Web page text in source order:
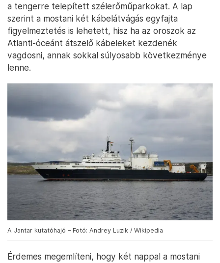
a tengerre telepített szélerőműparkokat. A lap
szerint a mostani két kábelátvágás egyfajta
figyelmeztetés is lehetett, hisz ha az oroszok az
Atlanti-óceánt átszelő kábeleket kezdenék
vagdosni, annak sokkal súlyosabb következménye
lenne.
A Jantar kutatóhajó – Fotó: Andrey Luzik / Wikipedia
Érdemes megemlíteni, hogy két nappal a mostani